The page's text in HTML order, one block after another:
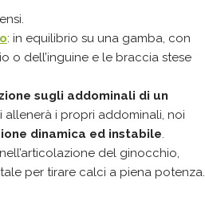
: in equilibrio su una gamba, con
o dell’inguine e le braccia stese
sugli addominali di un
allenerà i propri addominali, noi
dinamica ed instabile.
del ginocchio,
per tirare calci a piena potenza.